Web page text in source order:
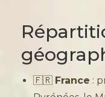
🇫🇷 France :